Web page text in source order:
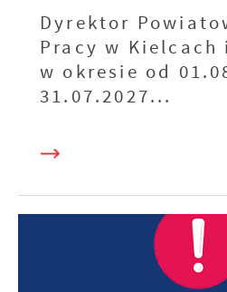
Dyrektor
Pracy w
w okresie od
31.07.2027...